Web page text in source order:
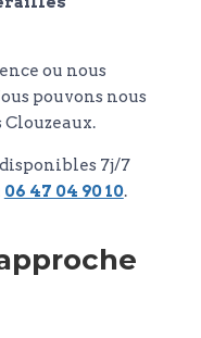
ou nous
pouvons nous
disponibles 7j/7
06 47 04 90 10.